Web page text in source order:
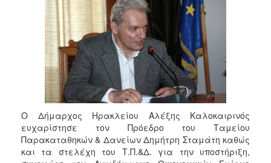
2015
2013
2012
2011
2010
2006
Ο Δήμαρχος Ηρακλείου Αλέξης Καλοκαιρινός
ευχαρίστησε τον Πρόεδρο του Ταμείου
Παρακαταθηκών & Δανείων Δημήτρη Σταμάτη καθώς
και τα στελέχη του Τ.Π.&Δ. για την υποστήριξη,